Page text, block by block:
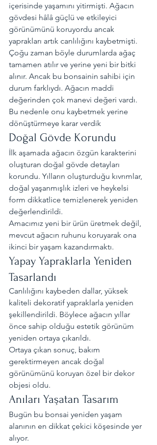
içerisinde yaşamını yitirmişti. Ağacın
gövdesi hâlâ güçlü ve etkileyici
görünümünü koruyordu ancak
yaprakları artık canlılığını kaybetmişti.
Çoğu zaman böyle durumlarda ağaç
tamamen atılır ve yerine yeni bir bitki
alınır. Ancak bu bonsainin sahibi için
durum farklıydı. Ağacın maddi
değerinden çok manevi değeri vardı.
Bu nedenle onu kaybetmek yerine
dönüştürmeye karar verdik
Doğal Gövde Korundu
İlk aşamada ağacın özgün karakterini
oluşturan doğal gövde detayları
korundu. Yılların oluşturduğu kıvrımlar,
doğal yaşanmışlık izleri ve heykelsi
form dikkatlice temizlenerek yeniden
değerlendirildi.
Amacımız yeni bir ürün üretmek değil,
mevcut ağacın ruhunu koruyarak ona
ikinci bir yaşam kazandırmaktı.
Yapay Yapraklarla Yeniden
Tasarlandı
Canlılığını kaybeden dallar, yüksek
kaliteli dekoratif yapraklarla yeniden
şekillendirildi. Böylece ağacın yıllar
önce sahip olduğu estetik görünüm
yeniden ortaya çıkarıldı.
Ortaya çıkan sonuç, bakım
gerektirmeyen ancak doğal
görünümünü koruyan özel bir dekor
objesi oldu.
Anıları Yaşatan Tasarım
Bugün bu bonsai yeniden yaşam
alanının en dikkat çekici köşesinde yer
alıyor.